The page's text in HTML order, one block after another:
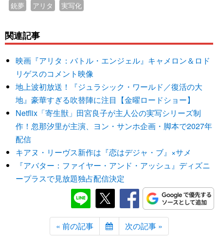
銃夢 アリタ 実写化
関連記事
映画『アリタ：バトル・エンジェル』キャメロン＆ロド
リゲスのコメント映像
地上波初放送！『ジュラシック・ワールド／復活の大
地』豪華すぎる吹替陣に注目【金曜ロードショー】
Netflix「寄生獣」田宮良子が主人公の実写シリーズ制
作！忽那汐里が主演、ヨン・サンホ企画・脚本で2027年
配信
キアヌ・リーヴス新作は『恋はデジャ・ブ』×サメ
『アバター：ファイヤー・アンド・アッシュ』ディズニ
ープラスで見放題独占配信決定
« 前の記事 次の記事 »